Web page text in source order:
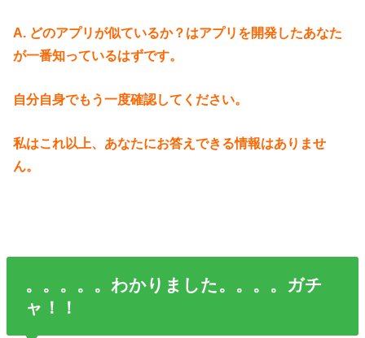
A. どのアプリが似ているか？はアプリを開発したあなた
が一番知っているはずです。
自分自身でもう一度確認してください。
私はこれ以上、あなたにお答えできる情報はありませ
ん。
。。。。。わかりました。。。。ガチ
ャ！！